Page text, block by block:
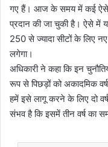
गए हैं। आज के समय में कई ऐसे
प्रदान की जा चुकी है। ऐसे में
250 से ज्यादा सीटों के लिए
लगेगा।
अधिकारी ने कहा कि इन
रूप से पिछड़ों को अकादमिक
हमें इसे लागू करने के लिए दो
संभव है कि इसमें तीन वर्ष का